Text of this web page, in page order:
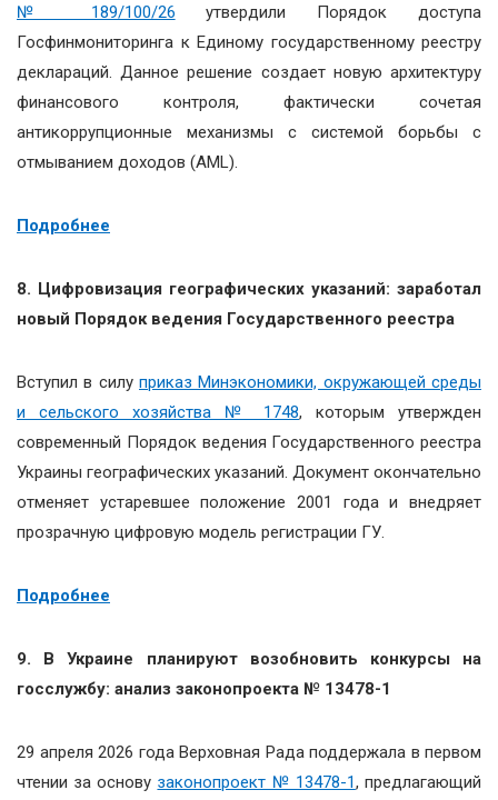
№ 189/100/26 утвердили Порядок доступа
Госфинмониторинга к Единому государственному реестру
деклараций. Данное решение создает новую архитектуру
финансового контроля, фактически сочетая
антикоррупционные механизмы с системой борьбы с
отмыванием доходов (AML).
Подробнее
8. Цифровизация географических указаний: заработал
новый Порядок ведения Государственного реестра
Вступил в силу приказ Минэкономики, окружающей среды
и сельского хозяйства № 1748, которым утвержден
современный Порядок ведения Государственного реестра
Украины географических указаний. Документ окончательно
отменяет устаревшее положение 2001 года и внедряет
прозрачную цифровую модель регистрации ГУ.
Подробнее
9. В Украине планируют возобновить конкурсы на
госслужбу: анализ законопроекта № 13478-1
29 апреля 2026 года Верховная Рада поддержала в первом
чтении за основу законопроект № 13478-1, предлагающий